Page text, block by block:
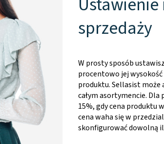
sprzedaży
W prosty sposób
procentowo jej
produktu. Sellasist może
całym asortymencie.
15%, gdy cena produktu
cena waha się w
skonfigurować dowolną